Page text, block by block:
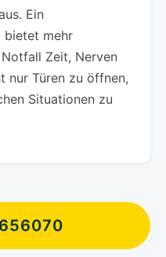
Ein
bietet mehr
Zeit, Nerven
nur Türen zu öffnen,
Situationen zu